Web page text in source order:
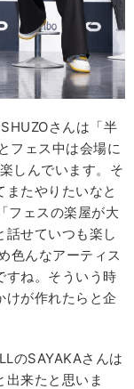
さんは「半
フェス中は会場に
しんでいます。そ
たやりたいなと
フェスの楽屋が大
せていつも楽し
色んなアーティス
すね。そういう時
けが作れたらと企
のSAYAKAさんは
出来たと思いま